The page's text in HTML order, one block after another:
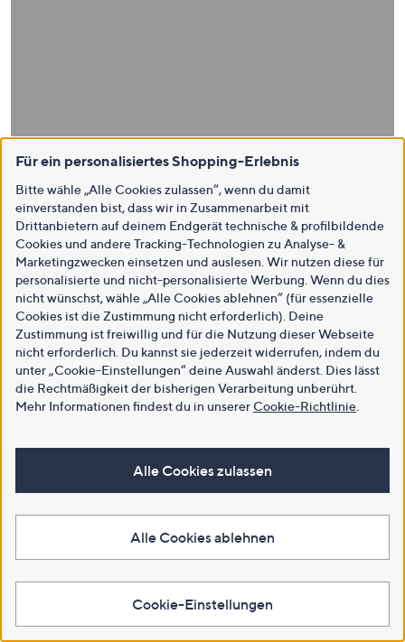
Für ein personalisiertes Shopping-Erlebnis
Bitte wähle „Alle Cookies zulassen“, wenn du damit
einverstanden bist, dass wir in Zusammenarbeit mit
Drittanbietern auf deinem Endgerät technische & profilbildende
Cookies und andere Tracking-Technologien zu Analyse- &
Marketingzwecken einsetzen und auslesen. Wir nutzen diese für
personalisierte und nicht-personalisierte Werbung. Wenn du dies
nicht wünschst, wähle „Alle Cookies ablehnen“ (für essenzielle
Cookies ist die Zustimmung nicht erforderlich). Deine
Zustimmung ist freiwillig und für die Nutzung dieser Webseite
nicht erforderlich. Du kannst sie jederzeit widerrufen, indem du
unter „Cookie-Einstellungen“ deine Auswahl änderst. Dies lässt
die Rechtmäßigkeit der bisherigen Verarbeitung unberührt.
Mehr Informationen findest du in unsererCookie-Richtlinie
Alle Cookies zulassen
Alle Cookies ablehnen
Cookie-Einstellungen